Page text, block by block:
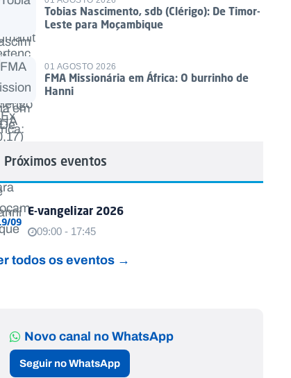
Tobias Nascimento, sdb (Clérigo): De Timor-
Leste para Moçambique
01 AGOSTO 2026
FMA Missionária em África: O burrinho de
Hanni
Próximos eventos
09
E-vangelizar 2026
09:00 - 17:45
todos os eventos →
Novo canal no WhatsApp
Seguir no WhatsApp